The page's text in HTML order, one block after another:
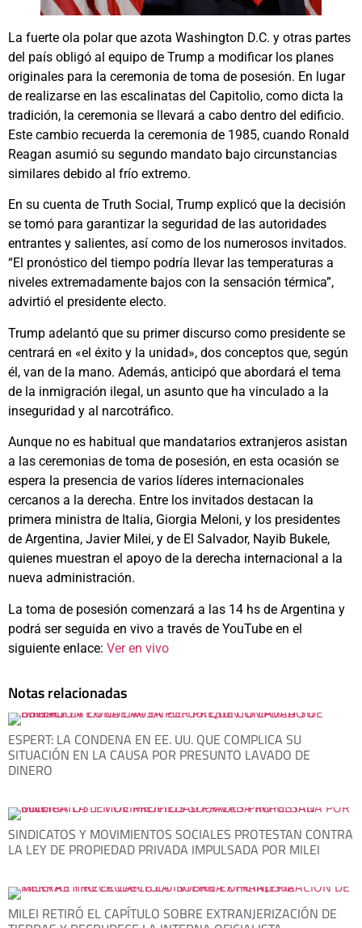
La fuerte ola polar que azota Washington D.C. y otras partes
del país obligó al equipo de Trump a modificar los planes
originales para la ceremonia de toma de posesión. En lugar
de realizarse en las escalinatas del Capitolio, como dicta la
tradición, la ceremonia se llevará a cabo dentro del edificio.
Este cambio recuerda la ceremonia de 1985, cuando Ronald
Reagan asumió su segundo mandato bajo circunstancias
similares debido al frío extremo.
En su cuenta de Truth Social, Trump explicó que la decisión
se tomó para garantizar la seguridad de las autoridades
entrantes y salientes, así como de los numerosos invitados.
“El pronóstico del tiempo podría llevar las temperaturas a
niveles extremadamente bajos con la sensación térmica”,
advirtió el presidente electo.
Trump adelantó que su primer discurso como presidente se
centrará en «el éxito y la unidad», dos conceptos que, según
él, van de la mano. Además, anticipó que abordará el tema
de la inmigración ilegal, un asunto que ha vinculado a la
inseguridad y al narcotráfico.
Aunque no es habitual que mandatarios extranjeros asistan
a las ceremonias de toma de posesión, en esta ocasión se
espera la presencia de varios líderes internacionales
cercanos a la derecha. Entre los invitados destacan la
primera ministra de Italia, Giorgia Meloni, y los presidentes
de Argentina, Javier Milei, y de El Salvador, Nayib Bukele,
quienes muestran el apoyo de la derecha internacional a la
nueva administración.
La toma de posesión comenzará a las 14 hs de Argentina y
podrá ser seguida en vivo a través de YouTube en el
siguiente enlace: Ver en vivo
Notas relacionadas
ESPERT: LA CONDENA EN EE. UU. QUE COMPLICA SU
SITUACIÓN EN LA CAUSA POR PRESUNTO LAVADO DE
DINERO
SINDICATOS Y MOVIMIENTOS SOCIALES PROTESTAN CONTRA
LA LEY DE PROPIEDAD PRIVADA IMPULSADA POR MILEI
MILEI RETIRÓ EL CAPÍTULO SOBRE EXTRANJERIZACIÓN DE